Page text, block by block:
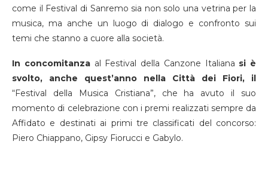
come il Festival di Sanremo sia non solo una vetrina per la
musica, ma anche un luogo di dialogo e confronto sui
temi che stanno a cuore alla società.
In concomitanzaal Festival della Canzone Italiana si è
svolto, anche quest’anno nella Città dei Fiori, il
“Festival della Musica Cristiana”, che ha avuto il suo
momento di celebrazione con i premi realizzati sempre da
Affidato e destinati ai primi tre classificati del concorso:
Piero Chiappano, Gipsy Fiorucci e Gabylo.